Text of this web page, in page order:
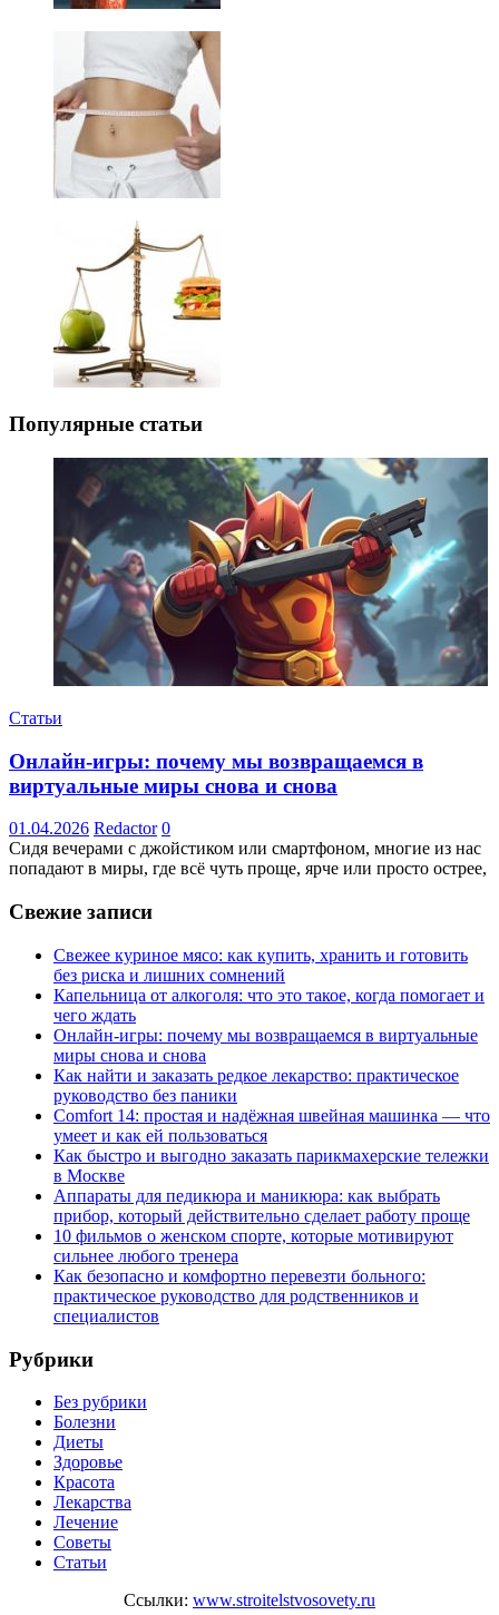
Популярные статьи
Статьи
Онлайн-игры: почему мы возвращаемся в
виртуальные миры снова и снова
01.04.2026 Redactor 0
Сидя вечерами с джойстиком или смартфоном, многие из нас
попадают в миры, где всё чуть проще, ярче или просто острее,
Свежие записи
Свежее куриное мясо: как купить, хранить и готовить
без риска и лишних сомнений
Капельница от алкоголя: что это такое, когда помогает и
чего ждать
Онлайн-игры: почему мы возвращаемся в виртуальные
миры снова и снова
Как найти и заказать редкое лекарство: практическое
руководство без паники
Comfort 14: простая и надёжная швейная машинка — что
умеет и как ей пользоваться
Как быстро и выгодно заказать парикмахерские тележки
в Москве
Аппараты для педикюра и маникюра: как выбрать
прибор, который действительно сделает работу проще
10 фильмов о женском спорте, которые мотивируют
сильнее любого тренера
Как безопасно и комфортно перевезти больного:
практическое руководство для родственников и
специалистов
Рубрики
Без рубрики
Болезни
Диеты
Здоровье
Красота
Лекарства
Лечение
Советы
Статьи
Ссылки: www.stroitelstvosovety.ru